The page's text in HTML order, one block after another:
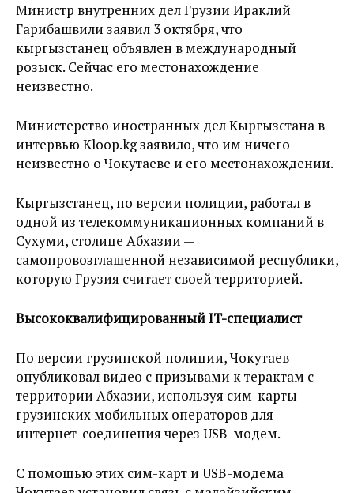
Министр внутренних дел Грузии Ираклий
Гарибашвили заявил 3 октября, что
кыргызстанец объявлен в международный
розыск. Сейчас его местонахождение
неизвестно.
Министерство иностранных дел Кыргызстана в
интервью Kloop.kg заявило, что им ничего
неизвестно о Чокутаеве и его местонахождении.
Кыргызстанец, по версии полиции, работал в
одной из телекоммуникационных компаний в
Сухуми, столице Абхазии —
самопровозглашенной независимой республики,
которую Грузия считает своей территорией.
Высококвалифицированный IT-специалист
По версии грузинской полиции, Чокутаев
опубликовал видео с призывами к терактам с
территории Абхазии, используя сим-карты
грузинских мобильных операторов для
интернет-соединения через USB-модем.
С помощью этих сим-карт и USB-модема